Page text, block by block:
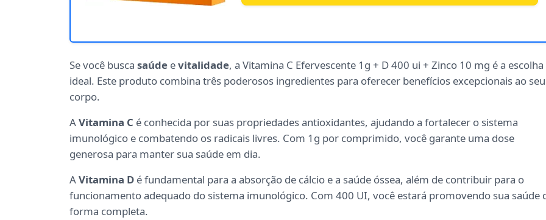
Se você busca saúde evitalidade, a Vitamina C Efervescente 1g + D 400 ui + Zinco 10 mg é a escolha
ideal. Este produto combina três poderosos ingredientes para oferecer benefícios excepcionais ao seu
corpo.
AVitamina C é conhecida por suas propriedades antioxidantes, ajudando a fortalecer o sistema
imunológico e combatendo os radicais livres. Com 1g por comprimido, você garante uma dose
generosa para manter sua saúde em dia.
AVitamina D é fundamental para a absorção de cálcio e a saúde óssea, além de contribuir para o
funcionamento adequado do sistema imunológico. Com 400 UI, você estará promovendo sua saúde
forma completa.